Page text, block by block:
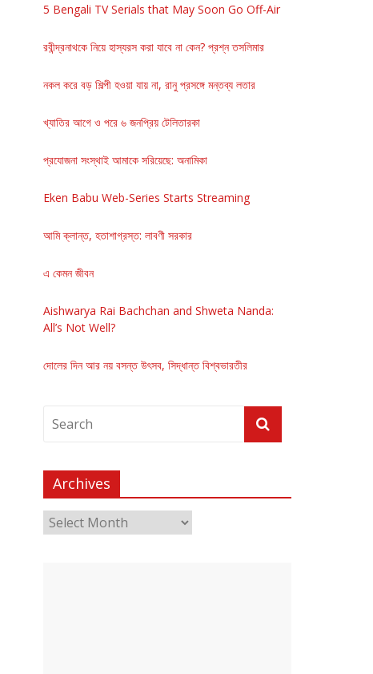
5 Bengali TV Serials that May Soon Go Off-Air
রবীন্দ্রনাথকে নিয়ে হাস্যরস করা যাবে না কেন? প্রশ্ন তসলিমার
নকল করে বড় শিল্পী হওয়া যায় না, রানু প্রসঙ্গে মন্তব্য লতার
খ্যাতির আগে ও পরে ৬ জনপ্রিয় টেলিতারকা
প্রযোজনা সংস্থাই আমাকে সরিয়েছে: অনামিকা
Eken Babu Web-Series Starts Streaming
আমি ক্লান্ত, হতাশাগ্রস্ত: লাবণী সরকার
এ কেমন জীবন
Aishwarya Rai Bachchan and Shweta Nanda:
All’s Not Well?
দোলের দিন আর নয় বসন্ত উৎসব, সিদ্ধান্ত বিশ্বভারতীর
Archives